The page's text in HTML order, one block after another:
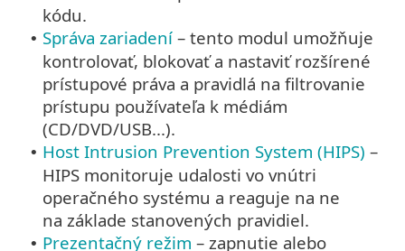
kódu.
• Správa zariadení – tento modul umožňuje
kontrolovať, blokovať a nastaviť rozšírené
prístupové práva a pravidlá na filtrovanie
prístupu používateľa k médiám
(CD/DVD/USB...).
• Host Intrusion Prevention System (HIPS) –
HIPS monitoruje udalosti vo vnútri
operačného systému a reaguje na ne
na základe stanovených pravidiel.
• Prezentačný režim – zapnutie alebo